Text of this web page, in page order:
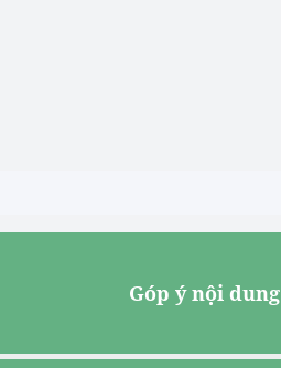
Góp ý nội dung